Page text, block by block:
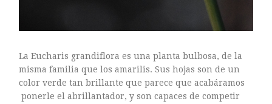
abril 2016
febrero 2016
enero 2016
diciembre 2015
La Eucharis grandiflora es una planta bulbosa, de la
misma familia que los amarilis. Sus hojas son de un
color verde tan brillante que parece que acabáramos
ponerle el abrillantador, y son capaces de competir